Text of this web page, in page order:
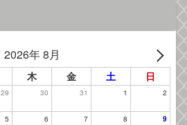
2026年 8月
木 金 土 日
29 30 31 1 2
5 6 7 8 9